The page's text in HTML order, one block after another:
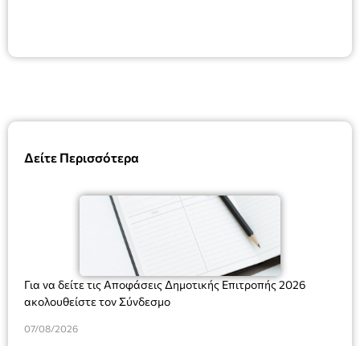
Δείτε Περισσότερα
Για να δείτε τις Αποφάσεις Δημοτικής Επιτροπής 2026
ακολουθείστε τον Σύνδεσμο
07/08/2026